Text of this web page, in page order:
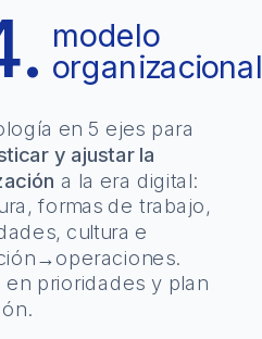
modelo
organizacional
y ajustar la
a la era digital:
formas de trabajo,
cultura e
en prioridades y plan
Cómo lo hacemos